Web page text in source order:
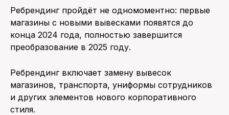
Ребрендинг пройдёт не одномоментно: первые
магазины с новыми вывесками появятся до
конца 2024 года, полностью завершится
преобразование в 2025 году.
Ребрендинг включает замену вывесок
магазинов, транспорта, униформы сотрудников
и других элементов нового корпоративного
стиля.